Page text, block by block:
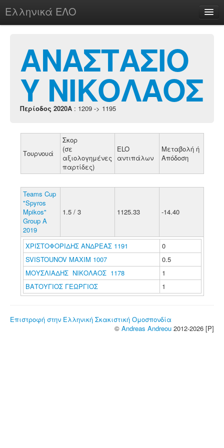
Ελληνικά ΕΛΟ
chesstu.be @ discord
ΑΝΑΣΤΑΣΙΟ
Υ ΝΙΚΟΛΑΟΣ
Περίοδος 2020A : 1209 -> 1195
Τουρνουά
Σκορ
(σε
αξιολογημένες
παρτίδες)
ELO
αντιπάλων
Μεταβολή ή
Απόδοση
Teams Cup
"Spyros
Mpikos"
Group A
2019
1.5 / 3 1125.33 -14.40
ΧΡΙΣΤΟΦΟΡΙΔΗΣ ΑΝΔΡΕΑΣ 1191
0
SVISTOUNOV MAXIM 1007
0.5
ΜΟΥΣΛΙΑΔΗΣ ΝΙΚΟΛΑΟΣ 1178
1
ΒΑΤΟΥΓΙΟΣ ΓΕΩΡΓΙΟΣ
1
Επιστροφή στην Ελληνική Σκακιστική Ομοσπονδία
© Andreas Andreou 2012-2026 [P]